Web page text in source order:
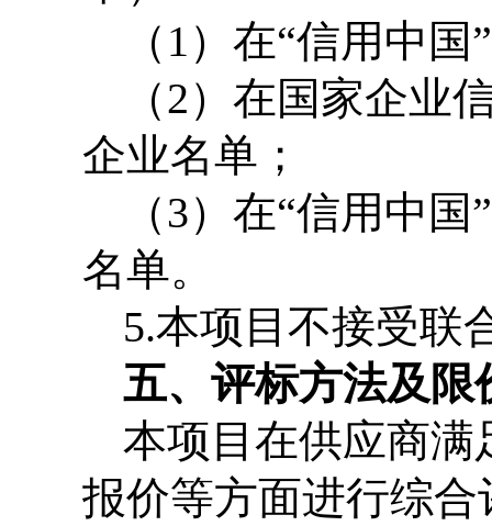
（ 1）在“信用中
（2）在国家企业
企业名单；
（3）在“信用中
名单。
5.本项目不接受联
五、评标方法及限
本项目在供应商
报价等方面进行综